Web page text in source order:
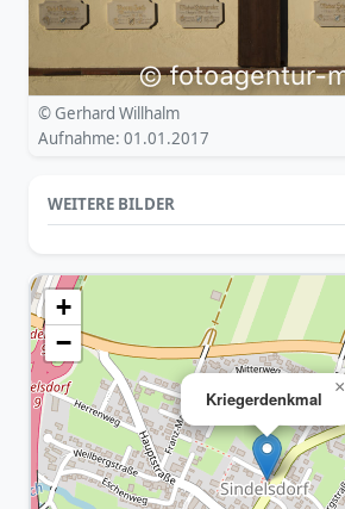
© Gerhard Willhalm
Aufnahme: 01.01.2017
WEITERE BILDER
Kriegerdenkmal
×
+
−